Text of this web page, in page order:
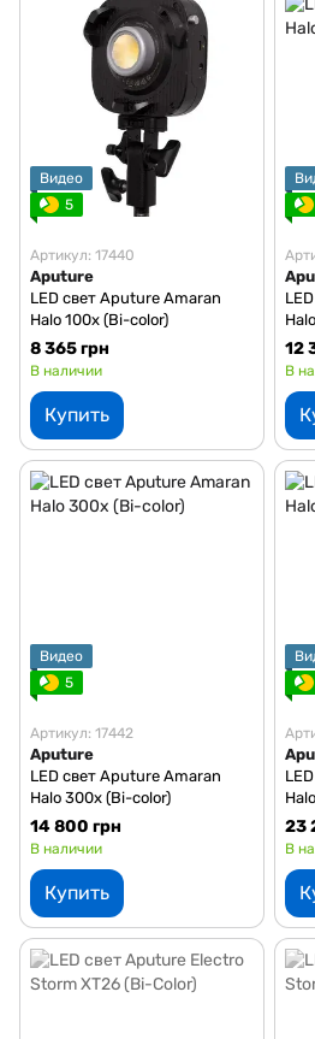
Видео
5
Артикул: 17440
Aputure
LED свет Aputure Amaran
Halo 100x (Bi-color)
8 365 грн
В наличии
Купить
12
В
Видео
5
Артикул: 17442
Aputure
LED свет Aputure Amaran
Halo 300x (Bi-color)
14 800 грн
В наличии
Купить
23
В